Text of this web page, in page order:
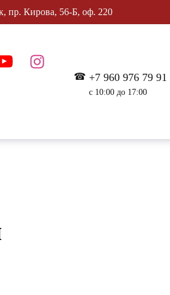
пр. Кирова, 56-Б, оф. 220
+7 960 976 79 91
с 10:00 до 17:00